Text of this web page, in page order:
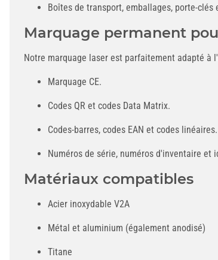
Boîtes de transport, emballages, porte-
Marquage permanent
Notre marquage laser est parfaitement adapté
Marquage CE.
Codes QR et codes Data Matrix.
Codes-barres, codes EAN et codes linéaires.
Numéros de série, numéros d'inventaire et
Matériaux compatibles
Acier inoxydable V2A
Métal et aluminium (également anodisé)
Titane